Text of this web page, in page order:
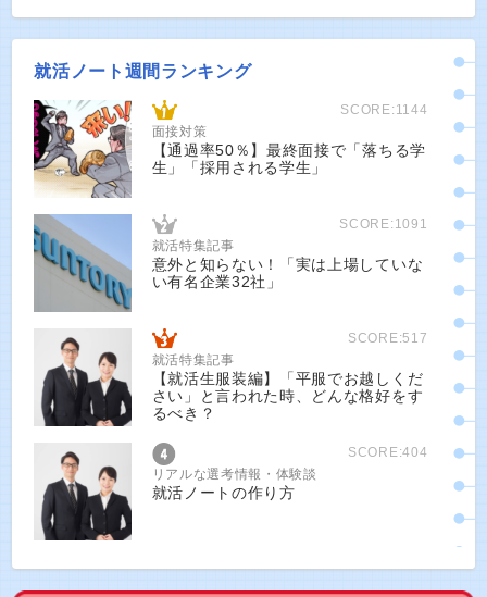
就活ノート週間ランキング
SCORE:1144
面接対策
【通過率50％】最終面接で「落ちる学
生」「採用される学生」
SCORE:1091
就活特集記事
意外と知らない！「実は上場していな
い有名企業32社」
SCORE:517
就活特集記事
【就活生服装編】「平服でお越しくだ
さい」と言われた時、どんな格好をす
るべき？
SCORE:404
リアルな選考情報・体験談
就活ノートの作り方